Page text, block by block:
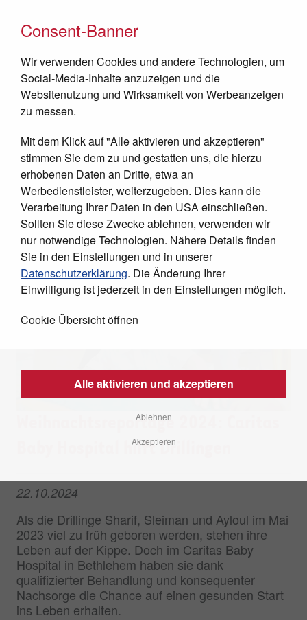
JETZT SPENDEN
Weihnachtsreportage 2024: Caritas
Baby Hospital hilft Drillingen
22.10.2024
Als die Drillinge Sharif, Sleiman und Ayloul im Mai
2023 viel zu früh geboren werden, stehen ihre
Leben auf der Kippe. Doch im Caritas Baby
Hospital in Bethlehem haben sie dank
qualifizierter Behandlung und konsequenter
Nachsorge die Chance auf einen gesunden Start
ins Leben erhalten.
Consent-Banner
Wir verwenden Cookies und andere Technologien, um
Social-Media-Inhalte anzuzeigen und die
Websitenutzung und Wirksamkeit von Werbeanzeigen
zu messen.
Mit dem Klick auf "Alle aktivieren und akzeptieren"
stimmen Sie dem zu und gestatten uns, die hierzu
erhobenen Daten an Dritte, etwa an
Werbedienstleister, weiterzugeben. Dies kann die
Verarbeitung Ihrer Daten in den USA einschließen.
Sollten Sie diese Zwecke ablehnen, verwenden wir
nur notwendige Technologien. Nähere Details finden
Sie in den Einstellungen und in unserer
Datenschutzerklärung. Die Änderung Ihrer
Einwilligung ist jederzeit in den Einstellungen möglich.
Cookie Übersicht öffnen
Ablehnen
Akzeptieren
Alle aktivieren und akzeptieren